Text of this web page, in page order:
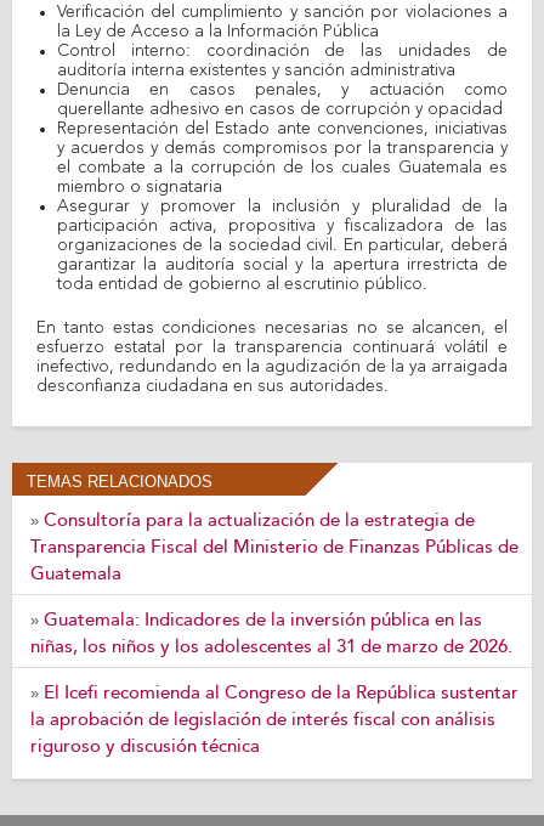
Verificación del cumplimiento y sanción por violaciones a
la Ley de Acceso a la Información Pública
Control interno: coordinación de las unidades de
auditoría interna existentes y sanción administrativa
Denuncia en casos penales, y actuación como
querellante adhesivo en casos de corrupción y opacidad
Representación del Estado ante convenciones, iniciativas
y acuerdos y demás compromisos por la transparencia y
el combate a la corrupción de los cuales Guatemala es
miembro o signataria
Asegurar y promover la inclusión y pluralidad de la
participación activa, propositiva y fiscalizadora de las
organizaciones de la sociedad civil. En particular, deberá
garantizar la auditoría social y la apertura irrestricta de
toda entidad de gobierno al escrutinio público.
En tanto estas condiciones necesarias no se alcancen, el
esfuerzo estatal por la transparencia continuará volátil e
inefectivo, redundando en la agudización de la ya arraigada
desconfianza ciudadana en sus autoridades.
TEMAS RELACIONADOS
» Consultoría para la actualización de la estrategia de
Transparencia Fiscal del Ministerio de Finanzas Públicas de
Guatemala
» Guatemala: Indicadores de la inversión pública en las
niñas, los niños y los adolescentes al 31 de marzo de 2026.
» El Icefi recomienda al Congreso de la República sustentar
la aprobación de legislación de interés fiscal con análisis
riguroso y discusión técnica